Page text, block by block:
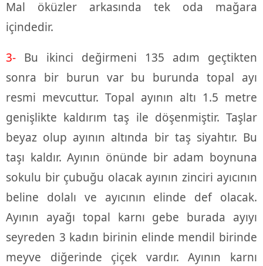
Mal öküzler arkasında tek oda mağara
içindedir.
3- Bu ikinci değirmeni 135 adım geçtikten
sonra bir burun var bu burunda topal ayı
resmi mevcuttur. Topal ayının altı 1.5 metre
genişlikte kaldırım taş ile döşenmiştir. Taşlar
beyaz olup ayının altında bir taş siyahtır. Bu
taşı kaldır. Ayının önünde bir adam boynuna
sokulu bir çubuğu olacak ayının zinciri ayıcının
beline dolalı ve ayıcının elinde def olacak.
Ayının ayağı topal karnı gebe burada ayıyı
seyreden 3 kadın birinin elinde mendil birinde
meyve diğerinde çiçek vardır. Ayının karnı